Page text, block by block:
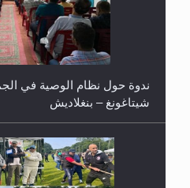
ندوة حول نظام الوصية في
شيتاغونغ – بنغلاديش